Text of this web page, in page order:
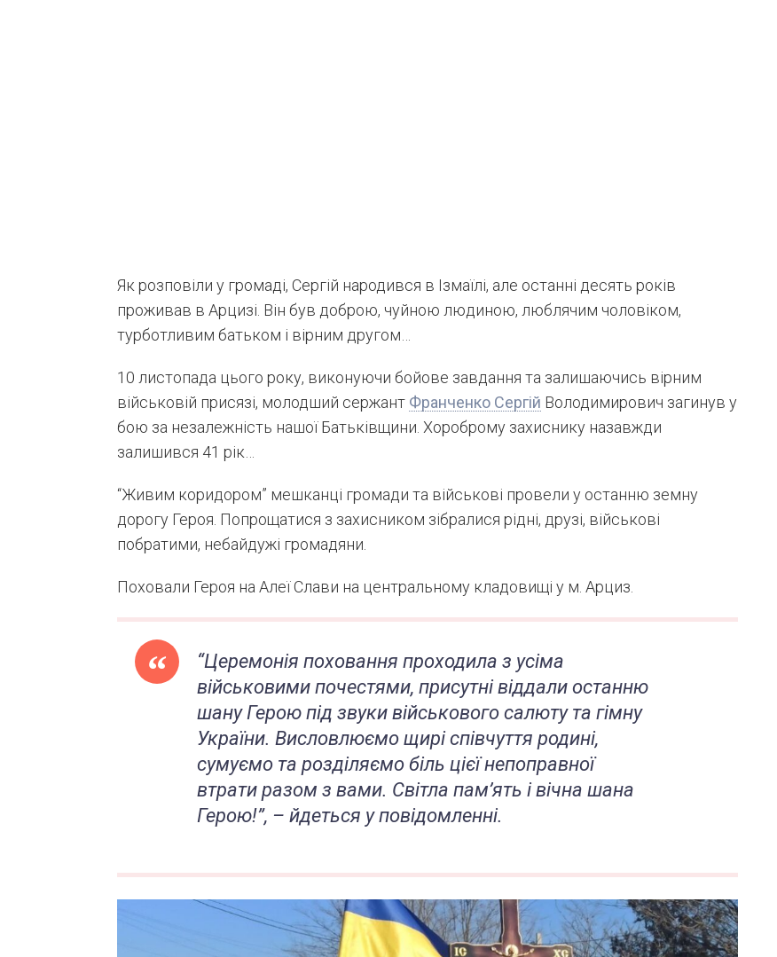
Як розповіли у громаді, Сергій народився в Ізмаїлі, але останні десять років
проживав в Арцизі. Він був доброю, чуйною людиною, люблячим чоловіком,
турботливим батьком і вірним другом…
10 листопада цього року, виконуючи бойове завдання та залишаючись вірним
військовій присязі, молодший сержант Франченко Сергій Володимирович загинув у
бою за незалежність нашої Батьківщини. Хороброму захиснику назавжди
залишився 41 рік…
“Живим коридором” мешканці громади та військові провели у останню земну
дорогу Героя. Попрощатися з захисником зібралися рідні, друзі, військові
побратими, небайдужі громадяни.
Поховали Героя на Алеї Слави на центральному кладовищі у м. Арциз.
“Церемонія поховання проходила з усіма
військовими почестями, присутні віддали останню
шану Герою під звуки військового салюту та гімну
України. Висловлюємо щирі співчуття родині,
сумуємо та розділяємо біль цієї непоправної
втрати разом з вами. Світла пам’ять і вічна шана
Герою!”, – йдеться у повідомленні.